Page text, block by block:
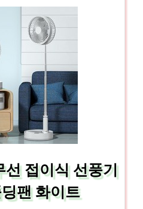
선 접이식 선풍기
팬 화이트